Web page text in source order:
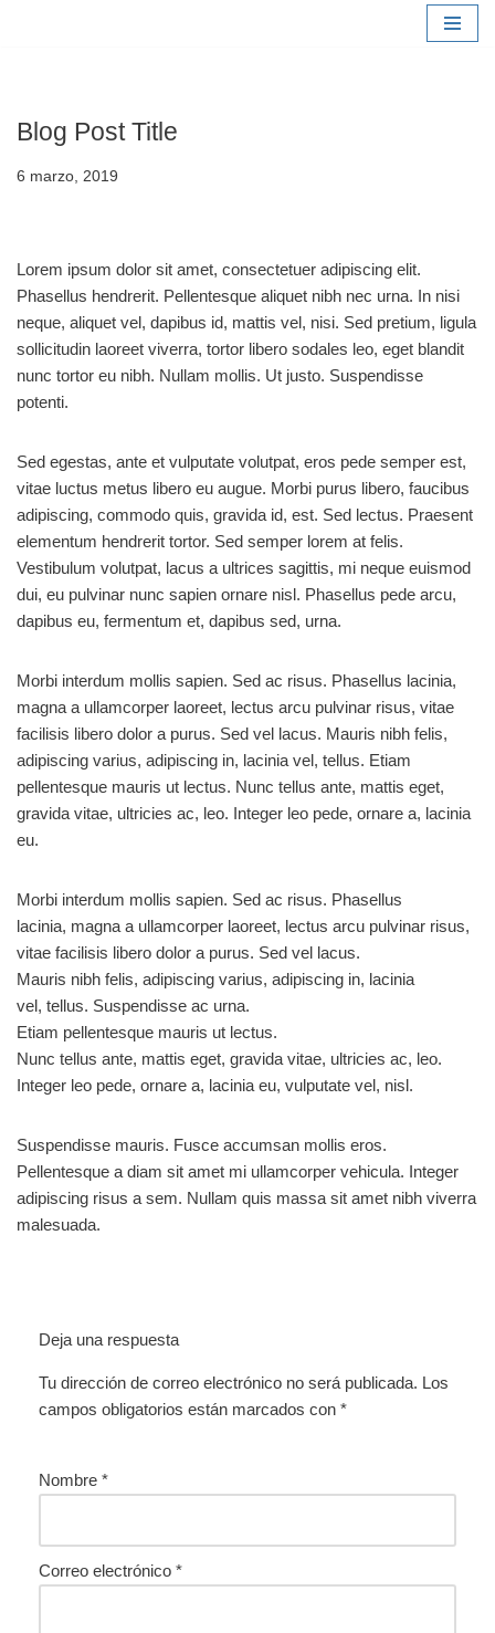
Blog Post Title
6 marzo, 2019
Lorem ipsum dolor sit amet, consectetuer adipiscing elit.
Phasellus hendrerit. Pellentesque aliquet nibh nec urna. In nisi
neque, aliquet vel, dapibus id, mattis vel, nisi. Sed pretium, ligula
sollicitudin laoreet viverra, tortor libero sodales leo, eget blandit
nunc tortor eu nibh. Nullam mollis. Ut justo. Suspendisse
potenti.
Sed egestas, ante et vulputate volutpat, eros pede semper est,
vitae luctus metus libero eu augue. Morbi purus libero, faucibus
adipiscing, commodo quis, gravida id, est. Sed lectus. Praesent
elementum hendrerit tortor. Sed semper lorem at felis.
Vestibulum volutpat, lacus a ultrices sagittis, mi neque euismod
dui, eu pulvinar nunc sapien ornare nisl. Phasellus pede arcu,
dapibus eu, fermentum et, dapibus sed, urna.
Morbi interdum mollis sapien. Sed ac risus. Phasellus lacinia,
magna a ullamcorper laoreet, lectus arcu pulvinar risus, vitae
facilisis libero dolor a purus. Sed vel lacus. Mauris nibh felis,
adipiscing varius, adipiscing in, lacinia vel, tellus. Etiam
pellentesque mauris ut lectus. Nunc tellus ante, mattis eget,
gravida vitae, ultricies ac, leo. Integer leo pede, ornare a, lacinia
eu.
Morbi interdum mollis sapien. Sed ac risus. Phasellus
lacinia, magna a ullamcorper laoreet, lectus arcu pulvinar risus,
vitae facilisis libero dolor a purus. Sed vel lacus.
Mauris nibh felis, adipiscing varius, adipiscing in, lacinia
vel, tellus. Suspendisse ac urna.
Etiam pellentesque mauris ut lectus.
Nunc tellus ante, mattis eget, gravida vitae, ultricies ac, leo.
Integer leo pede, ornare a, lacinia eu, vulputate vel, nisl.
Suspendisse mauris. Fusce accumsan mollis eros.
Pellentesque a diam sit amet mi ullamcorper vehicula. Integer
adipiscing risus a sem. Nullam quis massa sit amet nibh viverra
malesuada.
Deja una respuesta
Tu dirección de correo electrónico no será publicada. Los
campos obligatorios están marcados con *
Nombre *
Correo electrónico *